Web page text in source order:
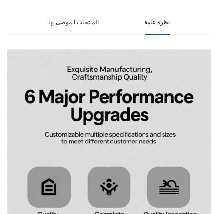
نظرة عامة المنتجات الموصى بها